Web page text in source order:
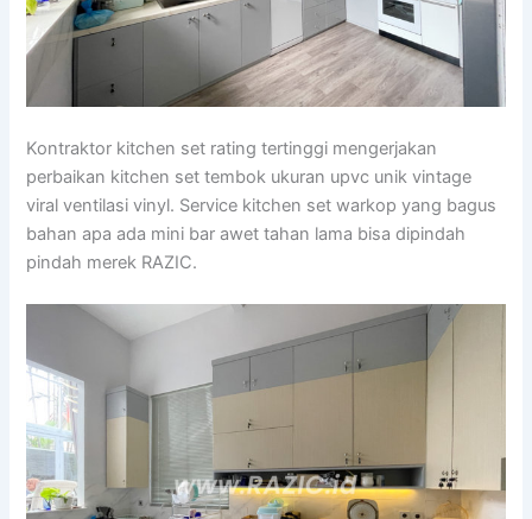
Kontraktor kitchen set rating tertinggi mengerjakan
perbaikan kitchen set tembok ukuran upvc unik vintage
viral ventilasi vinyl. Service kitchen set warkop yang bagus
bahan apa ada mini bar awet tahan lama bisa dipindah
pindah merek RAZIC.